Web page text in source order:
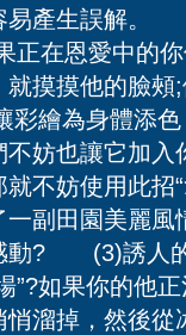
易產生誤解。
正在恩愛中的
就摸摸他的臉
為身體添色
不妨也讓它加
就不妨使用此
副田園美麗
動? (3)誘人
”?如果你的他
溜掉，然後從